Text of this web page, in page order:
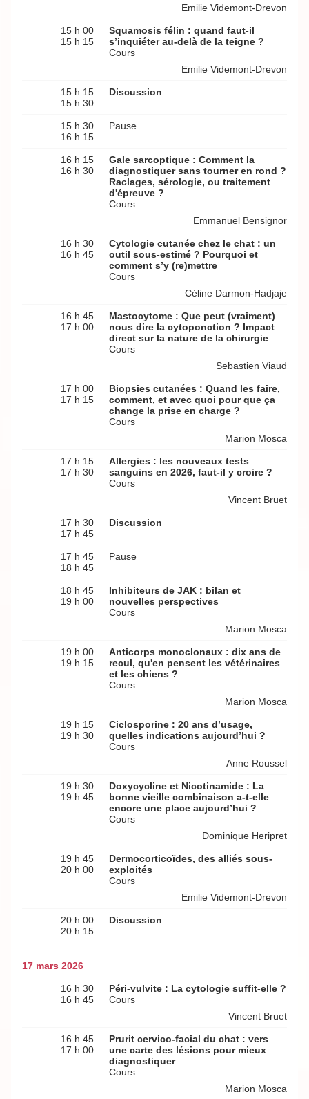
Emilie Videmont-Drevon
15 h 00
15 h 15
Squamosis félin : quand faut-il
s’inquiéter au-delà de la teigne ?
Cours
Emilie Videmont-Drevon
15 h 15
15 h 30
Discussion
15 h 30
16 h 15
Pause
16 h 15
16 h 30
Gale sarcoptique : Comment la
diagnostiquer sans tourner en rond ?
Raclages, sérologie, ou traitement
d'épreuve ?
Cours
Emmanuel Bensignor
16 h 30
16 h 45
Cytologie cutanée chez le chat : un
outil sous-estimé ? Pourquoi et
comment s’y (re)mettre
Cours
Céline Darmon-Hadjaje
16 h 45
17 h 00
Mastocytome : Que peut (vraiment)
nous dire la cytoponction ? Impact
direct sur la nature de la chirurgie
Cours
Sebastien Viaud
17 h 00
17 h 15
Biopsies cutanées : Quand les faire,
comment, et avec quoi pour que ça
change la prise en charge ?
Cours
Marion Mosca
17 h 15
17 h 30
Allergies : les nouveaux tests
sanguins en 2026, faut-il y croire ?
Cours
Vincent Bruet
17 h 30
17 h 45
Discussion
17 h 45
18 h 45
Pause
18 h 45
19 h 00
Inhibiteurs de JAK : bilan et
nouvelles perspectives
Cours
Marion Mosca
19 h 00
19 h 15
Anticorps monoclonaux : dix ans de
recul, qu'en pensent les vétérinaires
et les chiens ?
Cours
Marion Mosca
19 h 15
19 h 30
Ciclosporine : 20 ans d’usage,
quelles indications aujourd’hui ?
Cours
Anne Roussel
19 h 30
19 h 45
Doxycycline et Nicotinamide : La
bonne vieille combinaison a-t-elle
encore une place aujourd’hui ?
Cours
Dominique Heripret
19 h 45
20 h 00
Dermocorticoïdes, des alliés sous-
exploités
Cours
Emilie Videmont-Drevon
20 h 00
20 h 15
Discussion
17 mars 2026
16 h 30
16 h 45
Péri-vulvite : La cytologie suffit-elle ?
Cours
Vincent Bruet
16 h 45
17 h 00
Prurit cervico-facial du chat : vers
une carte des lésions pour mieux
diagnostiquer
Cours
Marion Mosca